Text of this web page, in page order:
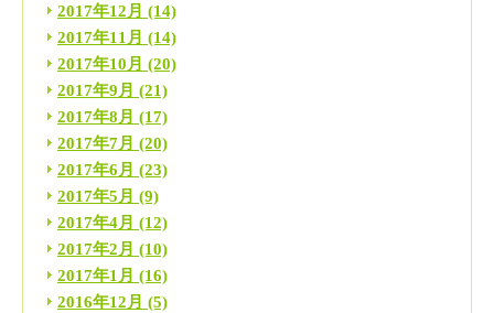
2017年12月 (14)
2017年11月 (14)
2017年10月 (20)
2017年9月 (21)
2017年8月 (17)
2017年7月 (20)
2017年6月 (23)
2017年5月 (9)
2017年4月 (12)
2017年2月 (10)
2017年1月 (16)
2016年12月 (5)